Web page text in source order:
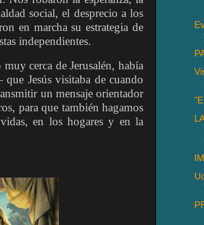
social, el desprecio a los
en marcha su estrategia de
independientes.
cerca de Jerusalén, había
Jesús visitaba de cuando
un mensaje orientador
para que también hagamos
en los hogares y en la